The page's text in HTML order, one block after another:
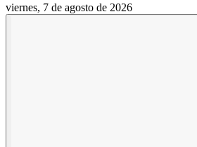
viernes, 7 de agosto de 2026